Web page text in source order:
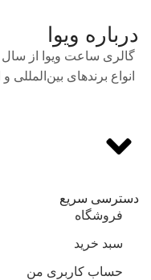
درباره ویوا
انواع برندهای
دسترسی سریع
فروشگاه
سبد خرید
حساب کاربری من